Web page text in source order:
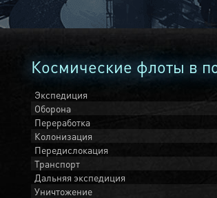
Космические флоты в
Экспедиция
Оборона
Переработка
Колонизация
Передислокация
Транспорт
Дальняя экспедиция
Уничтожение